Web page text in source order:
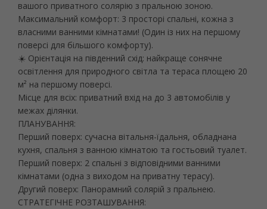
вашого приватного солярію з пральною зоною.
Максимальний комфорт: 3 просторі спальні, кожна з
власними ванними кімнатами! (Один із них на першому
поверсі для більшого комфорту).
☀️ Орієнтація на південний схід: найкраще сонячне
освітлення для природного світла та тераса площею 20
м² на першому поверсі.
Місце для всіх: приватний вхід на до 3 автомобілів у
межах ділянки.
ПЛАНУВАННЯ:
Перший поверх: сучасна вітальня-їдальня, обладнана
кухня, спальня з ванною кімнатою та гостьовий туалет.
Перший поверх: 2 спальні з відповідними ванними
кімнатами (одна з виходом на приватну терасу).
Другий поверх: Панорамний солярій з пральнею.
СТРАТЕГІЧНЕ РОЗТАШУВАННЯ: